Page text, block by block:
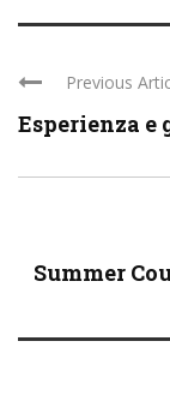
Previous
Esperienza e
Summer